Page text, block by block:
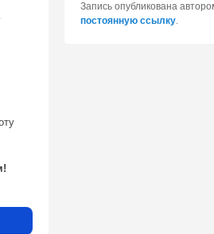
Запись опубликована
постоянную ссылку